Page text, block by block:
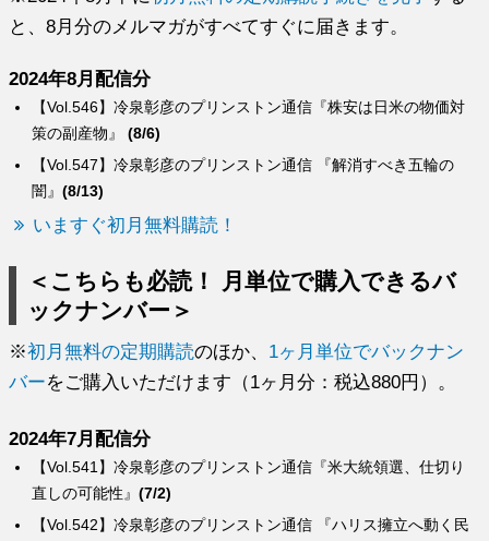
と、8月分のメルマガがすべてすぐに届きます。
2024年8月配信分
【Vol.547】冷泉彰彦のプリンストン通信 『解消すべき五輪の
闇』(8/13)
【Vol.546】冷泉彰彦のプリンストン通信『株安は日米の物価対
策の副産物』(8/6)
いますぐ初月無料購読！
＜こちらも必読！ 月単位で購入できるバ
ックナンバー＞
※初月無料の定期購読のほか、 1ヶ月単位でバックナン
バーをご購入いただけます（1ヶ月分：税込880円）。
2024年7月配信分
【Vol.542】冷泉彰彦のプリンストン通信 『ハリス擁立へ動く民
【Vol.541】冷泉彰彦のプリンストン通信『米大統領選、仕切り
直しの可能性』(7/2)